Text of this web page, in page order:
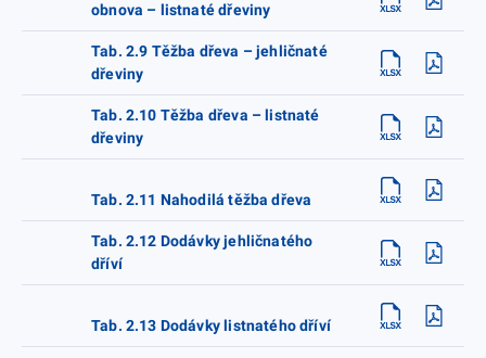
obnova – listnaté dřeviny
Tab. 2.9 Těžba dřeva – jehličnaté
dřeviny
Tab. 2.10 Těžba dřeva – listnaté
dřeviny
Tab. 2.11 Nahodilá těžba dřeva
Tab. 2.12 Dodávky jehličnatého
dříví
Tab. 2.13 Dodávky listnatého dříví